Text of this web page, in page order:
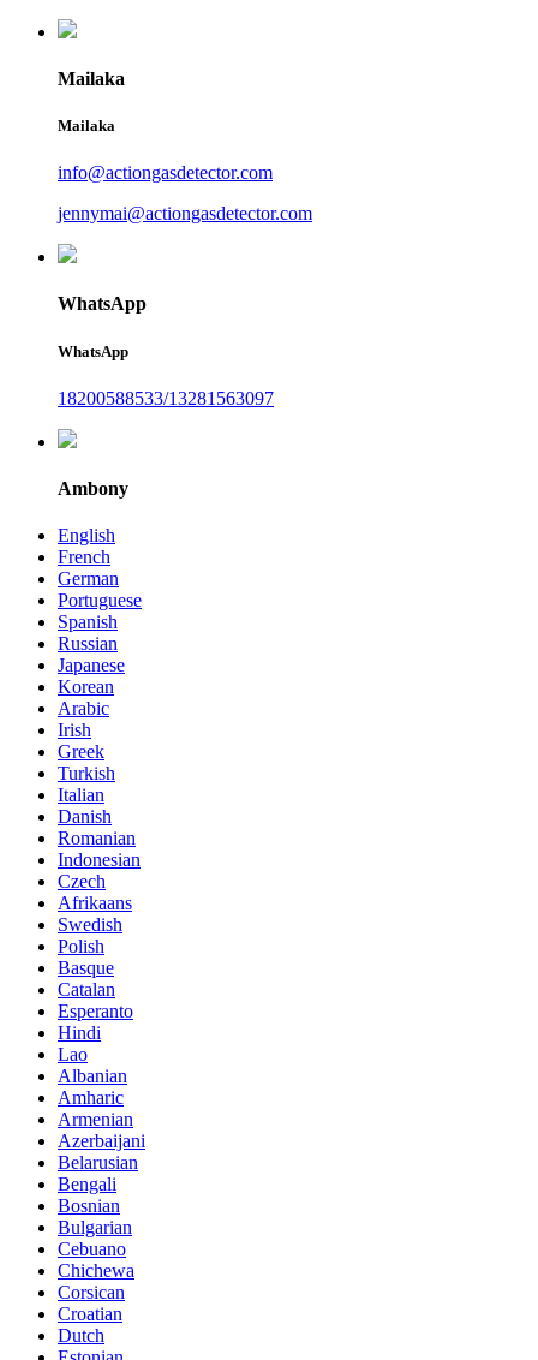
Mailaka
Mailaka
info@actiongasdetector.com
jennymai@actiongasdetector.com
WhatsApp
WhatsApp
18200588533/13281563097
Ambony
English
French
German
Portuguese
Spanish
Russian
Japanese
Korean
Arabic
Irish
Greek
Turkish
Italian
Danish
Romanian
Indonesian
Czech
Afrikaans
Swedish
Polish
Basque
Catalan
Esperanto
Hindi
Lao
Albanian
Amharic
Armenian
Azerbaijani
Belarusian
Bengali
Bosnian
Bulgarian
Cebuano
Chichewa
Corsican
Croatian
Dutch